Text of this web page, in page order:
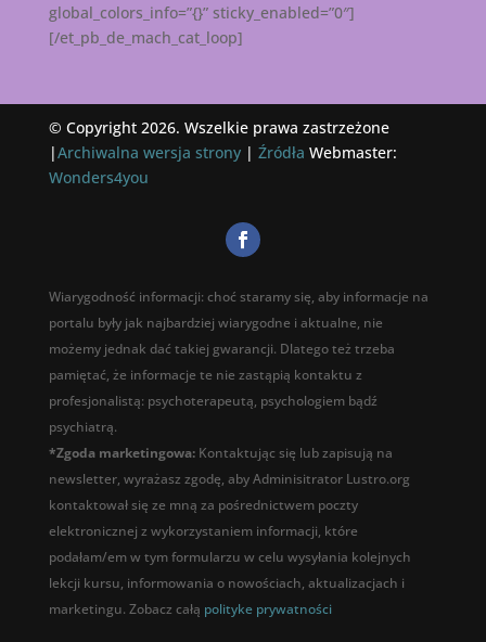
global_colors_info=”{}” sticky_enabled=”0″]
[/et_pb_de_mach_cat_loop]
© Copyright 2026. Wszelkie prawa zastrzeżone
|Archiwalna wersja strony| Źródła Webmaster:
Wonders4you
Wiarygodność informacji: choć staramy się, aby informacje na
portalu były jak najbardziej wiarygodne i aktualne, nie
możemy jednak dać takiej gwarancji. Dlatego też trzeba
pamiętać, że informacje te nie zastąpią kontaktu z
profesjonalistą: psychoterapeutą, psychologiem bądź
psychiatrą.
*Zgoda marketingowa: Kontaktując się lub zapisują na
newsletter, wyrażasz zgodę, aby Adminisitrator Lustro.org
kontaktował się ze mną za pośrednictwem poczty
elektronicznej z wykorzystaniem informacji, które
podałam/em w tym formularzu w celu wysyłania kolejnych
lekcji kursu, informowania o nowościach, aktualizacjach i
marketingu. Zobacz całą polityke prywatności